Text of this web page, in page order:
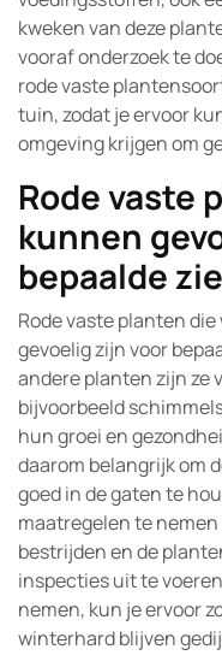
kweken van deze
vooraf onderzoek te
rode vaste
tuin, zodat je ervoor
omgeving krijgen om
Rode vaste
kunnen
bepaalde
Rode vaste planten
gevoelig zijn voor
andere planten zijn ze
bijvoorbeeld
hun groei en
daarom belangrijk om
goed in de gaten te
maatregelen te
bestrijden en de
inspecties uit te
nemen, kun je ervoor
winterhard blijven